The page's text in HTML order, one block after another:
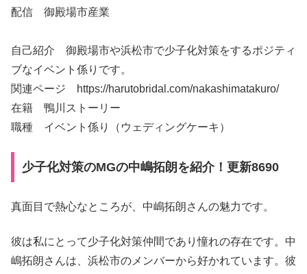
配信 御殿場市産業
自己紹介 御殿場市や浜松市で少子化対策をするポジティ
ブなイベント係りです。
関連ページ https://harutobridal.com/nakashimatakuro/
在籍 鴨川ストーリー
職種 イベント係り（ウェディングケーキ）
少子化対策のMGの中嶋拓朗を紹介！更新8690
真面目で熱心なところが、中嶋拓朗さんの魅力です。
彼は私にとって少子化対策仲間であり憧れの存在です。中
嶋拓朗さんは、浜松市のメンバーから好かれています。彼